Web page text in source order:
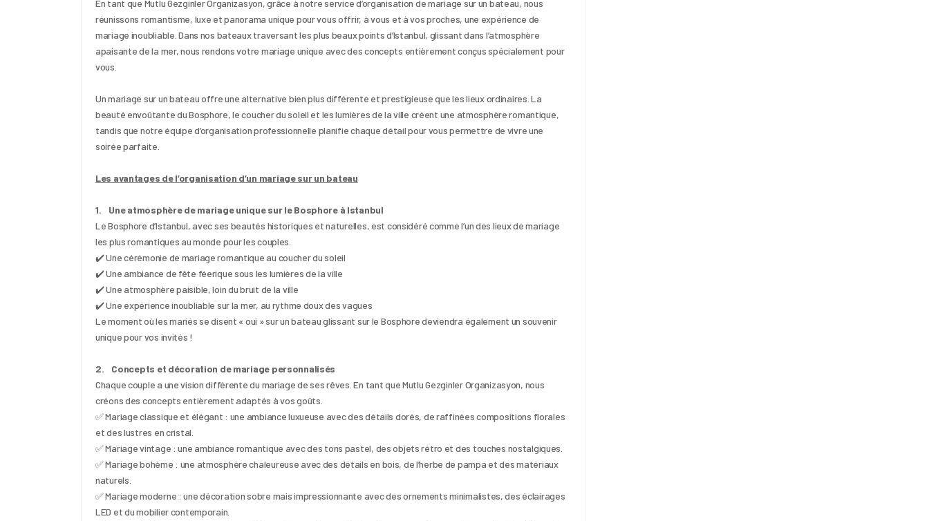
En tant que Mutlu Gezginler Organizasyon, grâce à notre service d’organisation de mariage sur un bateau, nous
réunissons romantisme, luxe et panorama unique pour vous offrir, à vous et à vos proches, une expérience de
mariage inoubliable. Dans nos bateaux traversant les plus beaux points d’Istanbul, glissant dans l’atmosphère
apaisante de la mer, nous rendons votre mariage unique avec des concepts entièrement conçus spécialement pour
vous.
Un mariage sur un bateau offre une alternative bien plus différente et prestigieuse que les lieux ordinaires. La
beauté envoûtante du Bosphore, le coucher du soleil et les lumières de la ville créent une atmosphère romantique,
tandis que notre équipe d’organisation professionnelle planifie chaque détail pour vous permettre de vivre une
soirée parfaite.
Les avantages de l’organisation d’un mariage sur un bateau
1.    Une atmosphère de mariage unique sur le Bosphore à Istanbul
Le Bosphore d’Istanbul, avec ses beautés historiques et naturelles, est considéré comme l’un des lieux de mariage
les plus romantiques au monde pour les couples.
✔️ Une cérémonie de mariage romantique au coucher du soleil
✔️ Une ambiance de fête féerique sous les lumières de la ville
✔️ Une atmosphère paisible, loin du bruit de la ville
✔️ Une expérience inoubliable sur la mer, au rythme doux des vagues
Le moment où les mariés se disent « oui » sur un bateau glissant sur le Bosphore deviendra également un souvenir
unique pour vos invités !
2.    Concepts et décoration de mariage personnalisés
Chaque couple a une vision différente du mariage de ses rêves. En tant que Mutlu Gezginler Organizasyon, nous
créons des concepts entièrement adaptés à vos goûts.
✅ Mariage classique et élégant : une ambiance luxueuse avec des détails dorés, de raffinées compositions florales
et des lustres en cristal.
✅ Mariage vintage : une ambiance romantique avec des tons pastel, des objets rétro et des touches nostalgiques.
✅ Mariage bohème : une atmosphère chaleureuse avec des détails en bois, de l’herbe de pampa et des matériaux
naturels.
✅ Mariage moderne : une décoration sobre mais impressionnante avec des ornements minimalistes, des éclairages
LED et du mobilier contemporain.